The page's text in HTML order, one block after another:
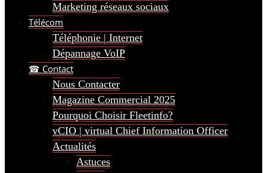
Marketing réseaux sociaux
Télécom
Téléphonie | Internet
Dépannage VoIP
☎ Contact
Nous Contacter
Magazine Commercial 2025
Pourquoi Choisir Fleetinfo?
vCIO | virtual Chief Information Officer
Actualités
Astuces